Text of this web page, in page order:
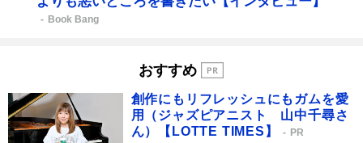
Book Bang
おすすめ
創作にもリフレッシュにもガムを愛
用（ジャズピアニスト 山中千尋さ
ん）【LOTTE TIMES】
PR